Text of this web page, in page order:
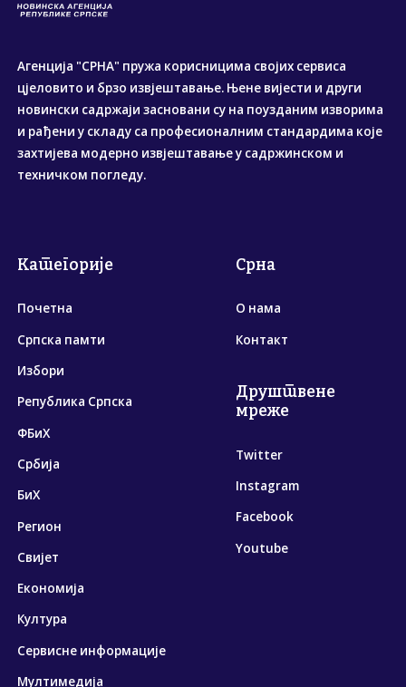
Агенција "СРНА" пружа корисницима својих сервиса
цјеловито и брзо извјештавање. Њене вијести и други
новински садржаји засновани су на поузданим изворима
и рађени у складу са професионалним стандардима које
захтијева модерно извјештавање у садржинском и
техничком погледу.
Категорије
Почетна
Српска памти
Избори
Република Српска
ФБиХ
Србија
БиХ
Регион
Свијет
Економија
Култура
Сервисне информације
Мултимедија
Срна
О нама
Контакт
Друштвене
мреже
Twitter
Instagram
Facebook
Youtube